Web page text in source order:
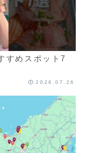
すめスポット7
2026.07.26